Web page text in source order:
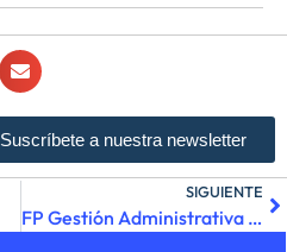
Suscríbete a nuestra newsletter
SIGUIENTE
FP Gestión Administrativa en Fuenlabrada: Todo lo que debes saber